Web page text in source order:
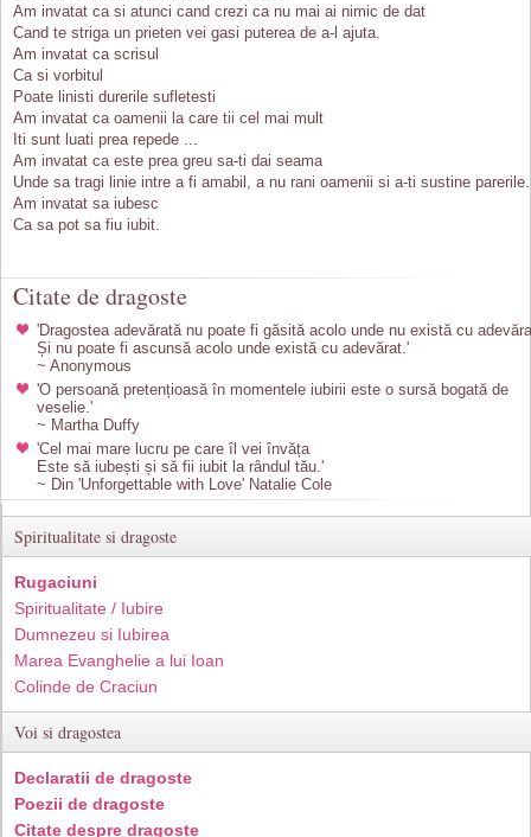
Am invatat ca si atunci cand crezi ca nu mai ai nimic de dat
Cand te striga un prieten vei gasi puterea de a-l ajuta.
Am invatat ca scrisul
Ca si vorbitul
Poate linisti durerile sufletesti
Am invatat ca oamenii la care tii cel mai mult
Iti sunt luati prea repede ...
Am invatat ca este prea greu sa-ti dai seama
Unde sa tragi linie intre a fi amabil, a nu rani oamenii si a-ti sustine parerile.
Am invatat sa iubesc
Ca sa pot sa fiu iubit.
Citate de dragoste
'Dragostea adevărată nu poate fi găsită acolo unde nu există cu
Și nu poate fi ascunsă acolo unde există cu adevărat.'
~ Anonymous
'O persoană pretențioasă în momentele iubirii este o sursă bogată de
veselie.'
~ Martha Duffy
'Cel mai mare lucru pe care îl vei învăța
Este să iubești și să fii iubit la rândul tău.'
~ Din 'Unforgettable with Love' Natalie Cole
Spiritualitate si dragoste
Rugaciuni
Spiritualitate / Iubire
Dumnezeu si Iubirea
Marea Evanghelie a lui Ioan
Colinde de Craciun
Voi si dragostea
Declaratii de dragoste
Poezii de dragoste
Citate despre dragoste